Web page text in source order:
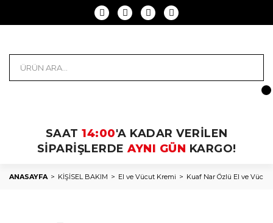
SAAT 14:00'A KADAR VERİLEN
SİPARİŞLERDE AYNI GÜN KARGO!
ANASAYFA KİŞİSEL BAKIM El ve Vücut Kremi Kuaf Nar Özlü El ve Vücut